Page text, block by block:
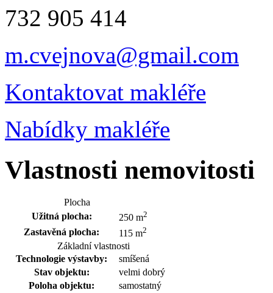
732 905 414
m.cvejnova@gmail.com
Kontaktovat makléře
Nabídky makléře
Vlastnosti nemovitosti
Plocha
Užitná plocha:
250 m2
Zastavěná plocha: 115 m2
Základní vlastnosti
Technologie výstavby:
smíšená
Stav objektu:
velmi dobrý
Poloha objektu:
samostatný